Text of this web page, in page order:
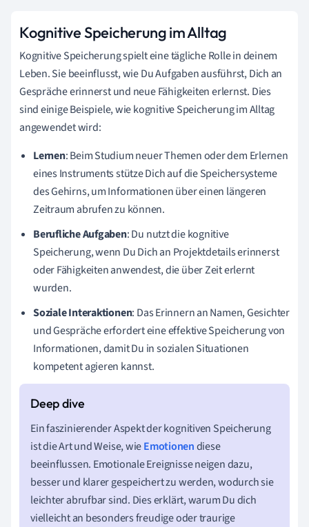
Kognitive Speicherung im Alltag
Kognitive Speicherung spielt eine tägliche Rolle in deinem
Leben. Sie beeinflusst, wie Du Aufgaben ausführst, Dich an
Gespräche erinnerst und neue Fähigkeiten erlernst. Dies
sind einige Beispiele, wie kognitive Speicherung im Alltag
angewendet wird:
Lernen: Beim Studium neuer Themen oder dem Erlernen
eines Instruments stütze Dich auf die Speichersysteme
des Gehirns, um Informationen über einen längeren
Zeitraum abrufen zu können.
Berufliche Aufgaben: Du nutzt die kognitive
Speicherung, wenn Du Dich an Projektdetails erinnerst
oder Fähigkeiten anwendest, die über Zeit erlernt
wurden.
Soziale Interaktionen: Das Erinnern an Namen, Gesichter
und Gespräche erfordert eine effektive Speicherung von
Informationen, damit Du in sozialen Situationen
kompetent agieren kannst.
Ein faszinierender Aspekt der kognitiven Speicherung
ist die Art und Weise, wieEmotionendiese
beeinflussen. Emotionale Ereignisse neigen dazu,
besser und klarer gespeichert zu werden, wodurch sie
leichter abrufbar sind. Dies erklärt, warum Du dich
vielleicht an besonders freudige oder traurige